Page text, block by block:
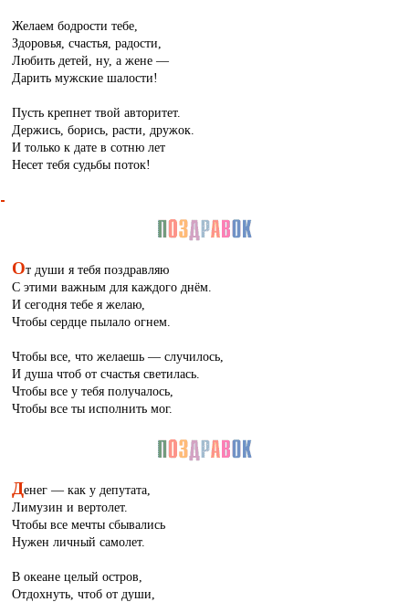
Желаем бодрости тебе,
Здоровья, счастья, радости,
Любить детей, ну, а жене —
Дарить мужские шалости!
Пусть крепнет твой авторитет.
Держись, борись, расти, дружок.
И только к дате в сотню лет
Несет тебя судьбы поток!
От души я тебя поздравляю
С этими важным для каждого днём.
И сегодня тебе я желаю,
Чтобы сердце пылало огнем.
Чтобы все, что желаешь — случилось,
И душа чтоб от счастья светилась.
Чтобы все у тебя получалось,
Чтобы все ты исполнить мог.
Денег — как у депутата,
Лимузин и вертолет.
Чтобы все мечты сбывались
Нужен личный самолет.
В океане целый остров,
Отдохнуть, чтоб от души,